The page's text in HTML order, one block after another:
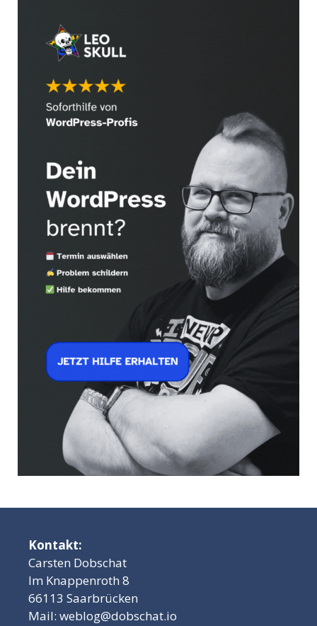
Kontakt:
Carsten Dobschat
Im Knappenroth 8
66113 Saarbrücken
Mail: weblog@dobschat.io